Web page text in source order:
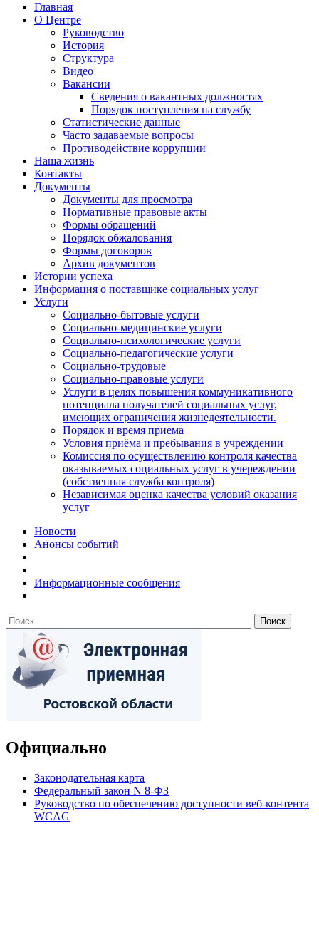
Главная
О Центре
Руководство
История
Структура
Видео
Вакансии
Сведения о вакантных должностях
Порядок поступления на службу
Статистические данные
Часто задаваемые вопросы
Противодействие коррупции
Наша жизнь
Контакты
Документы
Документы для просмотра
Нормативные правовые акты
Формы обращений
Порядок обжалования
Формы договоров
Архив документов
Истории успеха
Информация о поставщике социальных услуг
Услуги
Социально-бытовые услуги
Социально-медицинские услуги
Социально-психологические услуги
Социально-педагогические услуги
Социально-трудовые
Социально-правовые услуги
Услуги в целях повышения коммуникативного
потенциала получателей социальных услуг,
имеющих ограничения жизнедеятельности.
Порядок и время приема
Условия приёма и пребывания в учреждении
Комиссия по осуществлению контроля качества
оказываемых социальных услуг в учереждении
(собственная служба контроля)
Независимая оценка качества условий оказания
услуг
Новости
Анонсы событий
Информационные сообщения
Официально
Законодательная карта
Федеральный закон N 8-ФЗ
Руководство по обеспечению доступности веб-контента
WCAG